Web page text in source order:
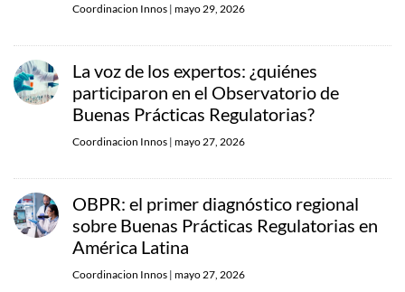
Coordinacion Innos | mayo 29, 2026
La voz de los expertos: ¿quiénes
participaron en el Observatorio de
Buenas Prácticas Regulatorias?
Coordinacion Innos | mayo 27, 2026
OBPR: el primer diagnóstico regional
sobre Buenas Prácticas Regulatorias en
América Latina
Coordinacion Innos | mayo 27, 2026